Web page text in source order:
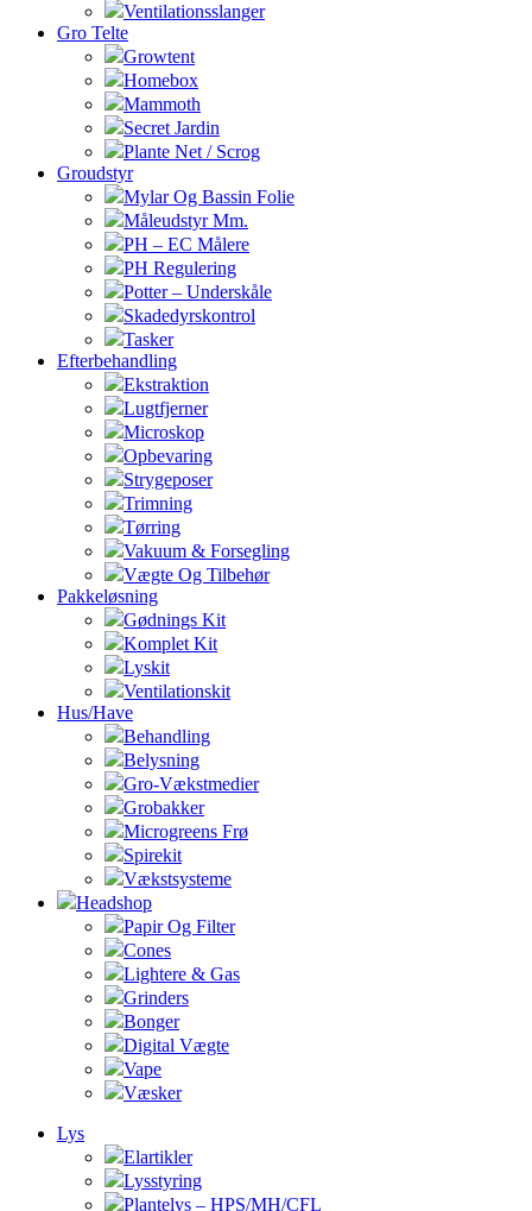
Ventilationsslanger
Gro Telte
Growtent
Homebox
Mammoth
Secret Jardin
Plante Net / Scrog
Groudstyr
Mylar Og Bassin Folie
Måleudstyr Mm.
PH – EC Målere
PH Regulering
Potter – Underskåle
Skadedyrskontrol
Tasker
Efterbehandling
Ekstraktion
Lugtfjerner
Microskop
Opbevaring
Strygeposer
Trimning
Tørring
Vakuum & Forsegling
Vægte Og Tilbehør
Pakkeløsning
Gødnings Kit
Komplet Kit
Lyskit
Ventilationskit
Hus/Have
Behandling
Belysning
Gro-Vækstmedier
Grobakker
Microgreens Frø
Spirekit
Vækstsysteme
Headshop
Papir Og Filter
Cones
Lightere & Gas
Grinders
Bonger
Digital Vægte
Vape
Væsker
Lys
Elartikler
Lysstyring
Plantelys – HPS/MH/CFL